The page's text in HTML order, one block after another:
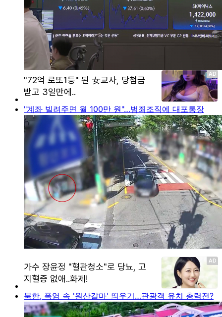
"계좌 빌려주면 월 100만 원"…범죄조직에 대포통장
북한, 폭염 속 '원산갈마' 띄우기…관광객 유치 총력전?